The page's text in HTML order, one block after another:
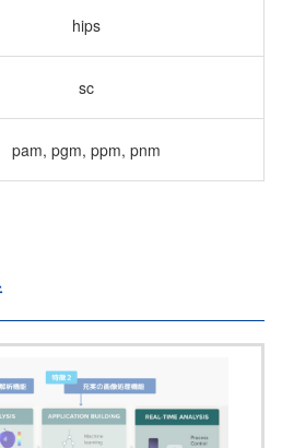
hips
sc
pam, pgm, ppm, pnm